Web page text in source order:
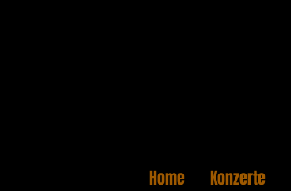
Home Konzerte